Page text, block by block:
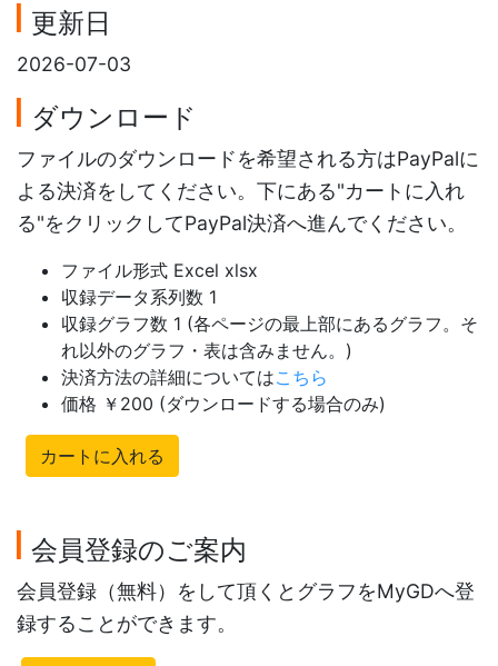
更新日
2026-07-03
ダウンロード
ファイルのダウンロードを希望される方はPayPalに
よる決済をしてください。下にある"カートに入れ
る"をクリックしてPayPal決済へ進んでください。
ファイル形式 Excel xlsx
収録データ系列数 1
収録グラフ数 1 (各ページの最上部にあるグラフ。そ
れ以外のグラフ・表は含みません。)
決済方法の詳細についてはこちら
価格 ￥200 (ダウンロードする場合のみ)
カートに入れる
会員登録のご案内
会員登録（無料）をして頂くとグラフをMyGDへ登
録することができます。